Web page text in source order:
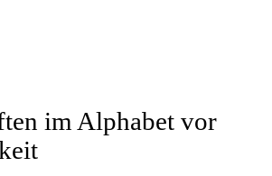
im Alphabet vor